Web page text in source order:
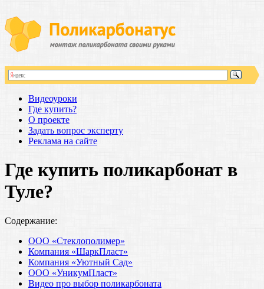
Видеоуроки
Где купить?
О проекте
Задать вопрос эксперту
Реклама на сайте
Где купить поликарбонат в
Туле?
Содержание:
ООО «Стеклополимер»
Компания «ШаркПласт»
Компания «Уютный Сад»
ООО «УникумПласт»
Видео про выбор поликарбоната